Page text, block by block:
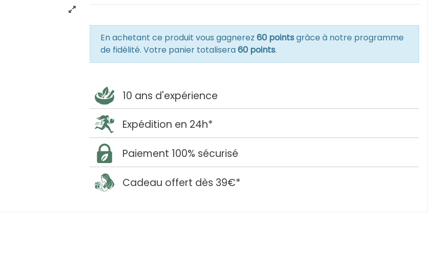
En achetant ce produit vous gagnerez 60 pointsgrâce à notre programme
de fidélité. Votre panier totalisera60 points.
10 ans d'expérience
Expédition en 24h*
Paiement 100% sécurisé
Cadeau offert dès 39€*